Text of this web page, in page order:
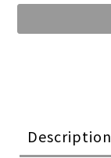
Description